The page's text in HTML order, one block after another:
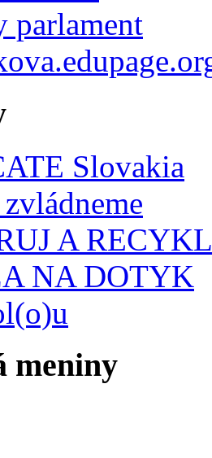
parlament
Slovakia
A
NA DOTYK
meniny